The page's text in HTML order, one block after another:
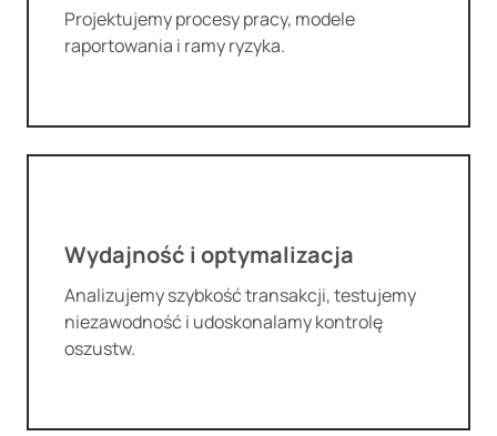
Projektujemy procesy pracy, modele
raportowania i ramy ryzyka.
Wydajność i optymalizacja
Analizujemy szybkość transakcji, testujemy
niezawodność i udoskonalamy kontrolę
oszustw.